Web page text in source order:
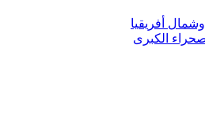
أفريقيا
الكبرى